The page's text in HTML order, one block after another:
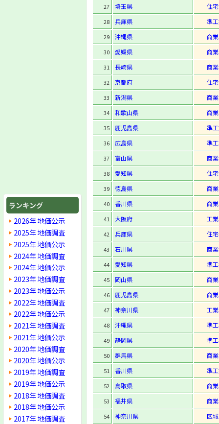
ランキング
2026年 地価公示
2025年 地価調査
2025年 地価公示
2024年 地価調査
2024年 地価公示
2023年 地価調査
2023年 地価公示
2022年 地価調査
2022年 地価公示
2021年 地価調査
2021年 地価公示
2020年 地価調査
2020年 地価公示
2019年 地価調査
2019年 地価公示
2018年 地価調査
2018年 地価公示
2017年 地価調査
27 埼玉県 住
28 兵庫県 準
29 沖縄県 商
30 愛媛県 商
31 長崎県 商
32 京都府 住
33 新潟県 商
34 和歌山県 商
35 鹿児島県 準
36 広島県 準
37 富山県 商
38 愛知県 住
39 徳島県 商
40 香川県 商
41 大阪府 工
42 兵庫県 住
43 石川県 商
44 愛知県 準
45 岡山県 商
46 鹿児島県 商
47 神奈川県 工
48 沖縄県 準
49 静岡県 準
50 群馬県 商
51 香川県 準
52 鳥取県 商
53 福井県 商
54 神奈川県 区